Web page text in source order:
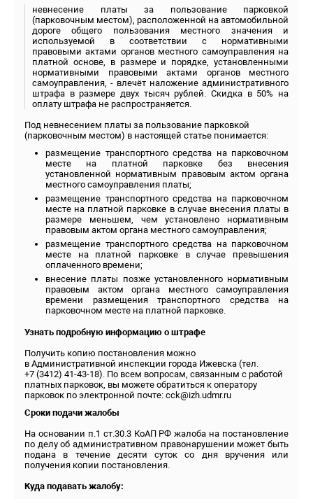
невнесение платы за пользование парковкой
(парковочным местом), расположенной на автомобильной
дороге общего пользования местного значения и
используемой в соответствии с нормативными
правовыми актами органов местного самоуправления на
платной основе, в размере и порядке, установленными
нормативными правовыми актами органов местного
самоуправления, - влечёт наложение административного
штрафа в размере двух тысяч рублей. Скидка в 50% на
оплату штрафа не распространяется.
Под невнесением платы за пользование парковкой
(парковочным местом) в настоящей статье понимается:
размещение транспортного средства на парковочном
месте на платной парковке без внесения
установленной нормативным правовым актом органа
местного самоуправления платы;
размещение транспортного средства на парковочном
месте на платной парковке в случае внесения платы в
размере меньшем, чем установлено нормативным
правовым актом органа местного самоуправления;
размещение транспортного средства на парковочном
месте на платной парковке в случае превышения
оплаченного времени;
внесение платы позже установленного нормативным
правовым актом органа местного самоуправления
времени размещения транспортного средства на
парковочном месте на платной парковке.
Узнать подробную информацию о штрафе
Получить копию постановления можно
в Административной инспекции города Ижевска (тел.
+7 (3412) 41-43-18). По всем вопросам, связанным с работой
платных парковок, вы можете обратиться к оператору
парковок по электронной почте: cck@izh.udmr.ru
Сроки подачи жалобы
На основании п.1 ст.30.3 КоАП РФ жалоба на постановление
по делу об административном правонарушении может быть
подана в течение десяти суток со дня вручения или
получения копии постановления.
Куда подавать жалобу: